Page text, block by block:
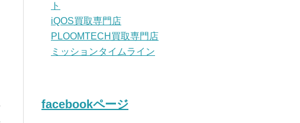
ト
iQOS買取専門店
PLOOMTECH買取専門店
ミッションタイムライン
facebookページ